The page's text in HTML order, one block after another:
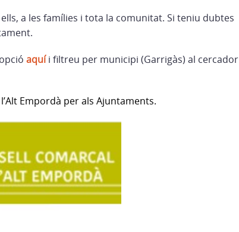
a les famílies i tota la comunitat. Si teniu dubtes
aquíi filtreu per municipi (Garrigàs) al cercador
Empordà per als Ajuntaments.